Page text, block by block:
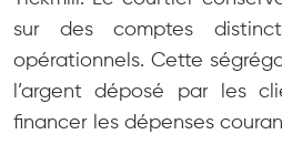
sur des comptes
opérationnels. Cette
l’argent déposé par les
financer les dépenses